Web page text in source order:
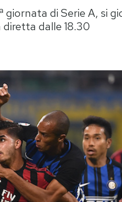
giornata di Serie A, si
dalle 18.30